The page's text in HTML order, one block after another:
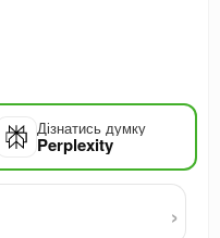
Дізнатись думку
Perplexity
›